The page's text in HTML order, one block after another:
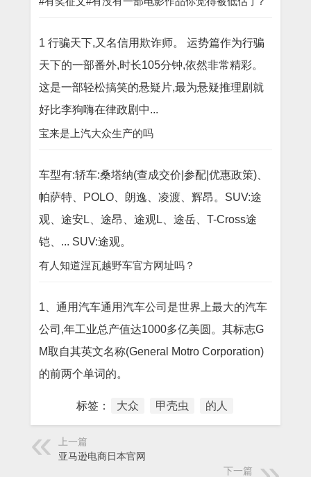
1 行骗天下,又名信用欺诈师。 运势篇作为行骗
天下的一部番外,时长105分钟,依然非常精彩。
这是一部轻松搞笑的悬疑片,最为悬疑推理剧就
好比李狗嗨在律政剧中...
宝来是上汽大众生产的吗
车型有:轿车:桑塔纳(查成交价|参配|优惠政策)、
帕萨特、POLO、朗逸、凌渡、辉昂。SUV:途
观、途安L、途昂、途观L、途岳、T-Cross途
铠、... SUV:途观。
有人知道涅瓦越野车官方网址吗？
1、通用汽车通用汽车公司是世界上最大的汽车
公司,年工业总产值达1000多亿美圆。其标志G
M取自其英文名称(General Motro Corporation)
的前两个单词的。
标签： 大众 甲壳虫 的人
上一篇
亚马逊电商日本官网
下一篇